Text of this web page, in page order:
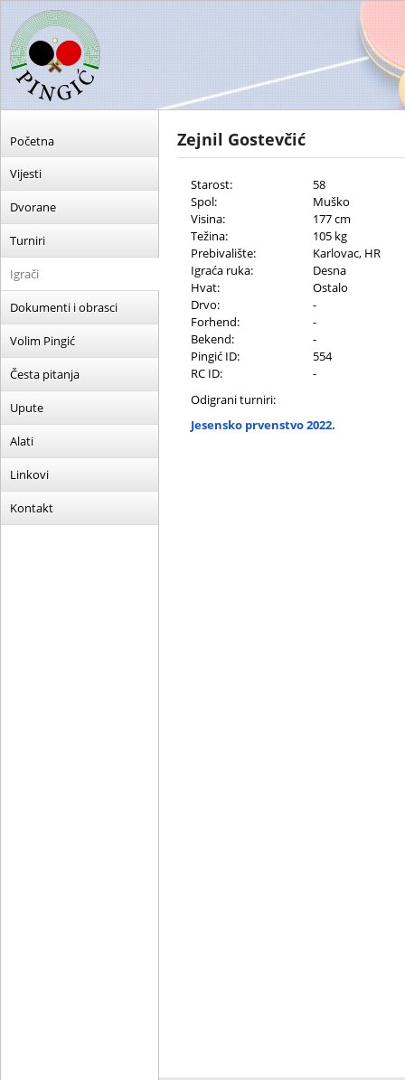
Početna
Vijesti
Dvorane
Turniri
Igrači
Dokumenti i obrasci
Volim Pingić
Česta pitanja
Upute
Alati
Linkovi
Kontakt
Zejnil Gostevčić
Starost:
58
Spol:
Muško
Visina:
177 cm
Težina:
105 kg
Prebivalište:
Karlovac, HR
Igraća ruka:
Desna
Hvat:
Ostalo
Drvo:
-
Forhend:
-
Bekend:
-
Pingić ID:
554
RC ID:
-
Odigrani turniri:
Jesensko prvenstvo 2022.